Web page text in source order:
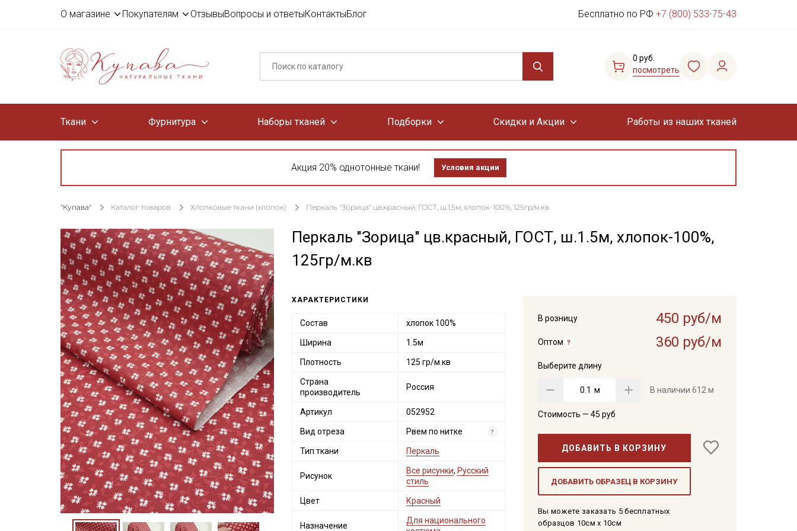
О магазине Покупателям ОтзывыВопросы и ответыКонтактыБлог Бесплатно по РФ +7 (800) 533-75-43
0 руб.
посмотреть
Ткани Фурнитура Наборы тканей Подборки Скидки и Акции Работы из наших тканей
Акция 20% однотонные ткани! Условия акции
"Купава" Каталог товаров Хлопковые ткани (хлопок) Перкаль "Зорица" цв.красный, ГОСТ, ш.1.5м, хлопок-100%, 125гр/м.кв
Перкаль "Зорица" цв.красный, ГОСТ, ш.1.5м, хлопок-100%,
125гр/м.кв
В розницу 450 руб/м
Оптом 360 руб/м
Выберите длину
м В наличии 612 м
Стоимость — 45 руб
ДОБАВИТЬ В КОРЗИНУ
ДОБАВИТЬ ОБРАЗЕЦ В КОРЗИНУ
Вы можете заказать 5 бесплатных
образцов 10см x 10см
ХАРАКТЕРИСТИКИ
Состав хлопок 100%
Ширина 1.5м
Плотность 125 гр/м.кв
Страна
производитель
Россия
Артикул 052952
Вид отреза Рвем по нитке ?
Тип ткани Перкаль
Рисунок
Все рисунки, Русский
стиль
Цвет Красный
Назначение
Для национального